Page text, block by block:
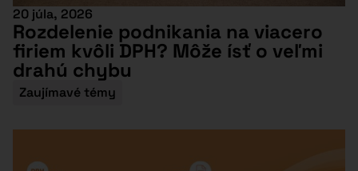
20 júla, 2026
Rozdelenie podnikania na viacero
firiem kvôli DPH? Môže ísť o veľmi
drahú chybu
Zaujímavé témy